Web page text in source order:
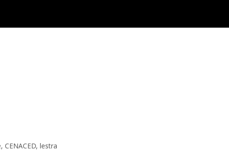
, CENACED, lestra